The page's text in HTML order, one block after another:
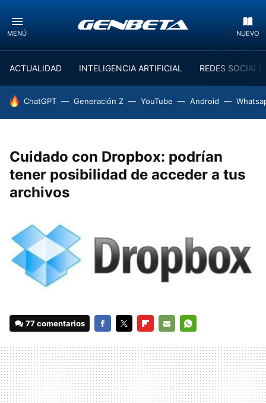
MENÚ NUEVO
ACTUALIDAD INTELIGENCIA ARTIFICIAL REDES
HOY SE HABLA DE
ChatGPT Generación Z YouTube Android
Cuidado con Dropbox: podrían
tener posibilidad de acceder a tus
archivos
77 comentarios
MAIL